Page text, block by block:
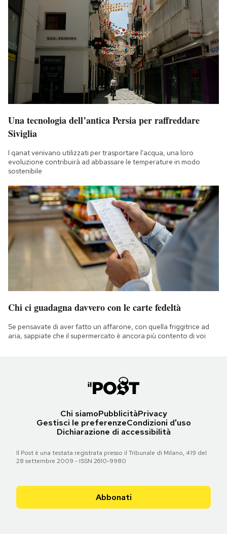
Una tecnologia dell’antica Persia per raffreddare
Siviglia
I qanat venivano utilizzati per trasportare l'acqua, una loro
evoluzione contribuirà ad abbassare le temperature in modo
sostenibile
Chi ci guadagna davvero con le carte fedeltà
Se pensavate di aver fatto un affarone, con quella friggitrice ad
aria, sappiate che il supermercato è ancora più contento di voi
Chi siamoPubblicitàPrivacy
Gestisci le preferenzeCondizioni d'uso
Dichiarazione di accessibilità
Il Post è una testata registrata presso il Tribunale di Milano, 419 del
28 settembre 2009 - ISSN 2610-9980
Abbonati